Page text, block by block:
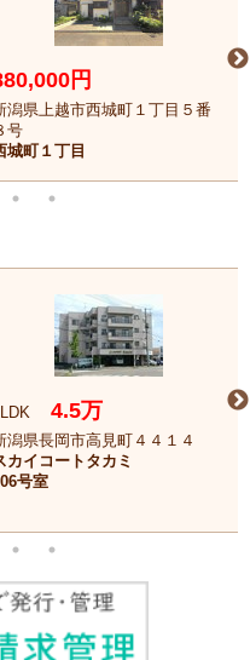
円
潟県上越市西城町１丁目５番
号
城町１丁目
4.5万
潟県長岡市高見町４４１４
カイコートタカミ
号室